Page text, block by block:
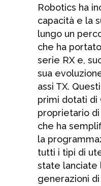
Robotics ha
capacità e la
lungo un
che ha
serie RX e,
sua
assi TX.
primi dotati di
proprietario di
che ha
la
tutti i tipi di
state lanciate
generazioni di